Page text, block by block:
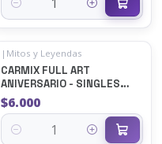
Quantity
CARMIX FULL ART
ANIVERSARIO - SINGLES
MITOS Y LEYENDAS
$6.000
Quantity